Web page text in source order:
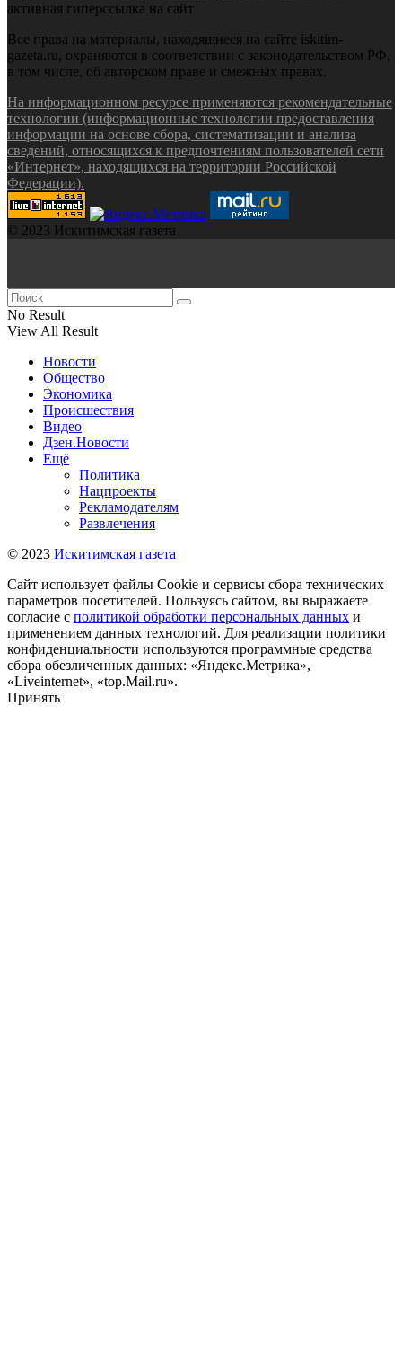
активная гиперссылка на сайт
Все права на материалы, находящиеся на сайте iskitim-
gazeta.ru, охраняются в соответствии с законодательством РФ,
в том числе, об авторском праве и смежных правах.
На информационном ресурсе применяются рекомендательные
технологии (информационные технологии предоставления
информации на основе сбора, систематизации и анализа
сведений, относящихся к предпочтениям пользователей сети
«Интернет», находящихся на территории Российской
Федерации).
© 2023 Искитимская газета
No Result
View All Result
Новости
Общество
Экономика
Происшествия
Видео
Дзен.Новости
Ещё
Политика
Нацпроекты
Рекламодателям
Развлечения
© 2023 Искитимская газета
Сайт использует файлы Cookie и сервисы сбора технических
параметров посетителей. Пользуясь сайтом, вы выражаете
согласие с политикой обработки персональных данных и
применением данных технологий. Для реализации политики
конфиденциальности используются программные средства
сбора обезличенных данных: «Яндекс.Метрика»,
«Liveinternet», «top.Mail.ru».
Принять